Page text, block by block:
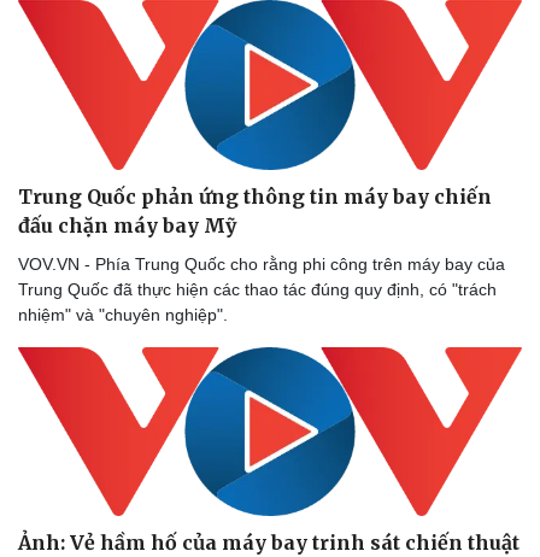
Tin nóng
Tư vấn luật
Quân sự - Quốc phòng
Việt Nam
Trung Quốc phản ứng thông tin máy bay chiến
đấu chặn máy bay Mỹ
VOV.VN - Phía Trung Quốc cho rằng phi công trên máy bay của
Trung Quốc đã thực hiện các thao tác đúng quy định, có "trách
nhiệm" và "chuyên nghiệp".
Ảnh: Vẻ hầm hố của máy bay trinh sát chiến thuật